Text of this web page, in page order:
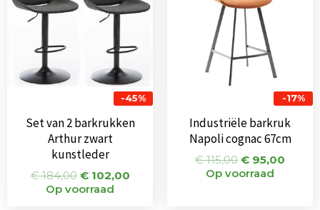
-45%
Set van 2 barkrukken
Arthur zwart
kunstleder
€184,00 €102,00
Op voorraad
-17%
Industriële barkruk
Napoli cognac 67cm
€115,00 € 95,00
Op voorraad